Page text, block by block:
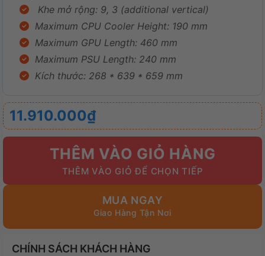
Khemở rộng: 9, 3 (additional vertical)
Maximum CPU Cooler Height: 190 mm
Maximum GPU Length: 460 mm
Maximum PSU Length: 240 mm
Kích thước: 268 * 639 * 659 mm
11.910.000₫
THÊM VÀO GIỎ HÀNG
MUA NGAY
CHÍNH SÁCH KHÁCH HÀNG